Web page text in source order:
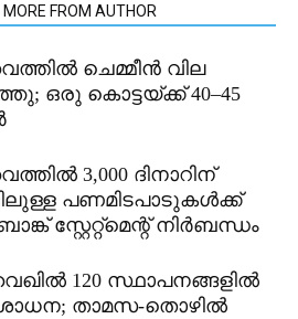
MORE FROM AUTHOR
ചെമ്മീൻ വില
ഒരു കൊട്ടയ്ക്ക് 40–45
3,000 ദിനാറിന്
പണമിടപാടുകൾക്ക്
സ്റ്റേറ്റ്മെന്റ് നിർബന്ധം
120 സ്ഥാപനങ്ങളിൽ
താമസ-തൊഴിൽ